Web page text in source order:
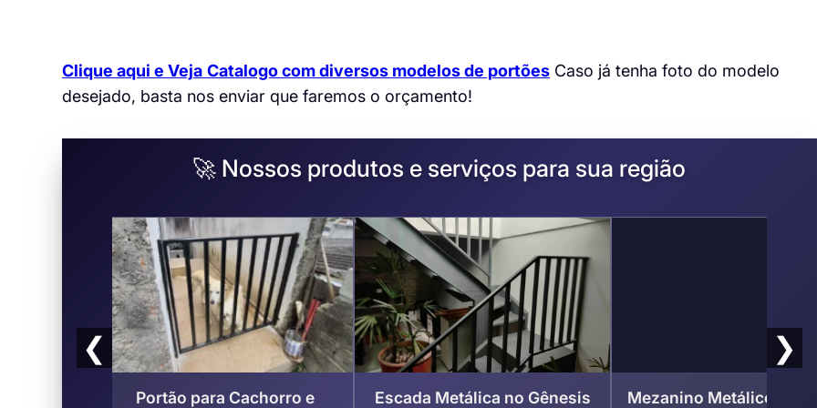
Clique aqui e Veja Catalogo com diversos modelos de portõesCaso já tenha foto do modelo
desejado, basta nos enviar que faremos o orçamento!
🚀 Nossos produtos e serviços para sua região
❮
Portão para Cachorro e
Escada Metálica no Gênesis
Mezanino Metálico
❯